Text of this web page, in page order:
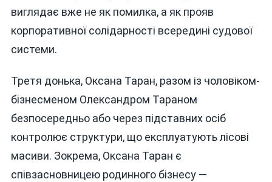
виглядає вже не як помилка, а як прояв
корпоративної солідарності всередині судової
системи.
Третя донька, Оксана Таран, разом із чоловіком-
бізнесменом Олександром Тараном
безпосередньо або через підставних осіб
контролює структури, що експлуатують лісові
масиви. Зокрема, Оксана Таран є
співзасновницею родинного бізнесу —